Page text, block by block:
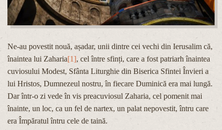
Ne-au povestit nouă, așadar, unii dintre cei vechi din Ierusalim că,
înaintea lui Zaharia[1], cel între sfinți, care a fost patriarh înaintea
cuviosului Modest, Sfânta Liturghie din Biserica Sfintei Învieri a
lui Hristos, Dumnezeul nostru, în fiecare Duminică era mai lungă.
Dar într-o zi vede în vis preacuviosul Zaharia, cel pomenit mai
înainte, un loc, ca un fel de nartex, un palat nepovestit, întru care
era Împăratul întru cele de taină.